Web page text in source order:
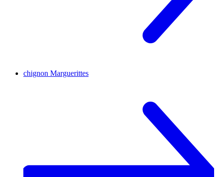
chignon Marguerittes